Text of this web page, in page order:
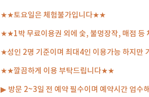
★★토요일은 체험불가입니다★★
★★1박 무료이용권 외에 숯, 불멍장작, 매점 등
★성인 2명 기준이며 최대4인 이용가능 하지만
★★깔끔하게 이용 부탁드립니다★★
▶ 방문 2~3일 전 예약 필수이며 예약시간 엄수